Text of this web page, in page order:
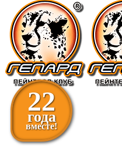
22
года
вместе!